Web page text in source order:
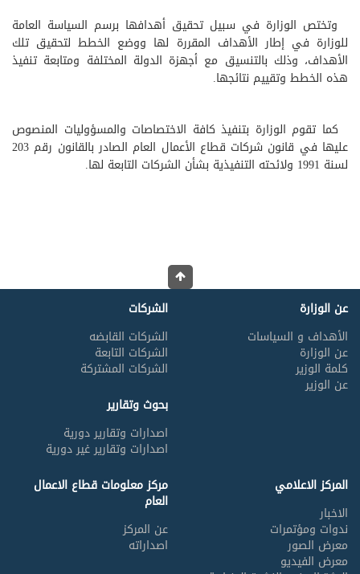
وتختص الوزارة في سبيل تحقيق أهدافها برسم السياسة العامة
للوزارة في إطار الأهداف المقررة لها ووضع الخطط لتحقيق تلك
الأهداف، وذلك بالتنسيق مع أجهزة الدولة المختلفة ومتابعة تنفيذ
هذه الخطط وتقييم نتائجها.
كما تقوم الوزارة بتنفيذ كافة الاختصاصات والمسؤوليات المنصوص
عليها في قانون شركات قطاع الأعمال العام الصادر بالقانون رقم 203
لسنة 1991 ولائحته التنفيذية بشأن الشركات التابعة لها.
عن الوزارة
الأهداف و السياسات
عن الوزارة
كلمة الوزير
عن الوزير
الشركات
الشركات القابضه
الشركات التابعة
الشركات المشتركة
بحوث وتقارير
اصدارات وتقارير دورية
اصدارات وتقارير غير دورية
المركز الاعلامي
الاخبار
ندوات ومؤتمرات
معرض الصور
معرض الفيديو
مركز معلومات قطاع الاعمال
العام
عن المركز
اصداراته